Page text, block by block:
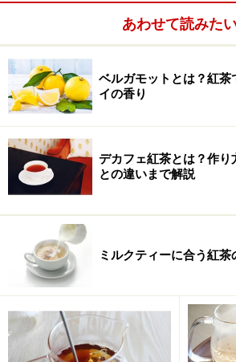
イングリッシュ・ブレックファスト
クと渋みとフレッシュな香りをうみ
もまたミルクティーがおすすめ。
ペアリングス：パン、チョコレートス
ロイヤルブレンド
原産国：インド、ケニア
優雅な香りが引き立つダージリンセ
ケニア産茶葉のコクが加わり、ボデ
ます。一日中、ミルクティーでもス
ろな楽しみ方ができそう。
ペアリングス：パン、パイ、ビスケ
あわせて読みた
ベルガモットとは？紅茶
イの香り
デカフェ紅茶とは？作
との違いまで解説
ミルクティーに合う紅茶